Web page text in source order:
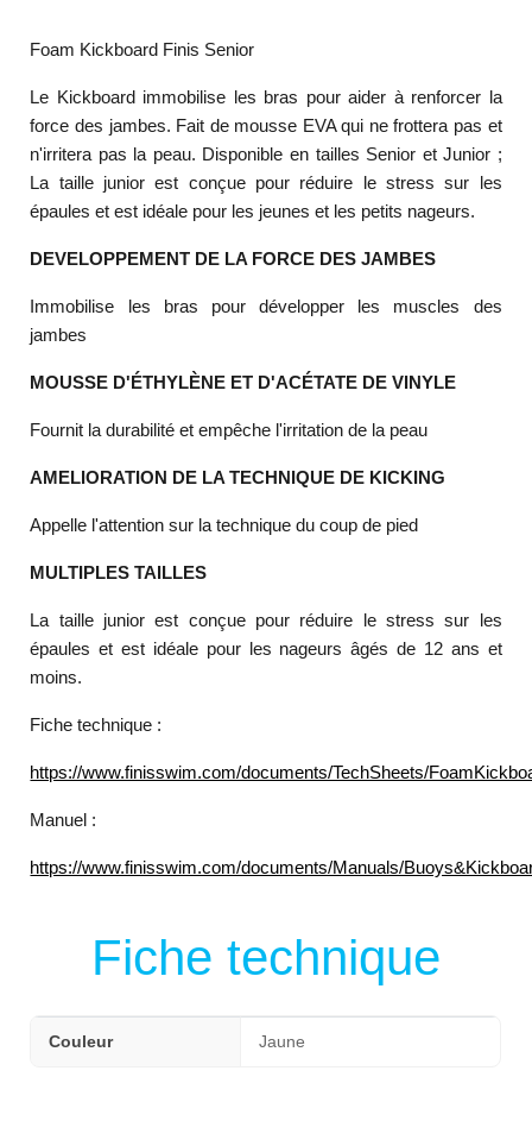
Foam Kickboard Finis Senior
Le Kickboard immobilise les bras pour aider à renforcer la
force des jambes. Fait de mousse EVA qui ne frottera pas et
n'irritera pas la peau. Disponible en tailles Senior et Junior ;
La taille junior est conçue pour réduire le stress sur les
épaules et est idéale pour les jeunes et les petits nageurs.
DEVELOPPEMENT DE LA FORCE DES JAMBES
Immobilise les bras pour développer les muscles des
jambes
MOUSSE D'ÉTHYLÈNE ET D'ACÉTATE DE VINYLE
Fournit la durabilité et empêche l'irritation de la peau
AMELIORATION DE LA TECHNIQUE DE KICKING
Appelle l'attention sur la technique du coup de pied
MULTIPLES TAILLES
La taille junior est conçue pour réduire le stress sur les
épaules et est idéale pour les nageurs âgés de 12 ans et
moins.
Fiche technique :
https://www.finisswim.com/documents/TechSheets/
Manuel :
https://www.finisswim.com/documents/Manuals/
Fiche technique
Couleur Jaune